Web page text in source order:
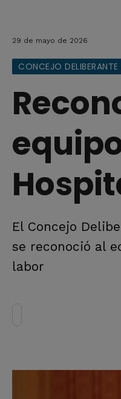
29 de mayo de 2026
CONCEJO DELIBERANTE
El Concejo
se reconoció al
labor